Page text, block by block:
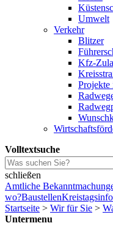
Umwelt
Verkehr
Blitzer
Kfz-
Projekte
Volltextsuche
schließen
Amtliche
wo?BaustellenKreistagsinfo
Startseite > Wir für Sie >
Untermenu